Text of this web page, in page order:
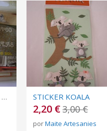
TESELES 9 X 9 X 7 MM (PETITES) GROC SOL STICKER KOALA
2,20 €3,00 €
porMaite Artesanies